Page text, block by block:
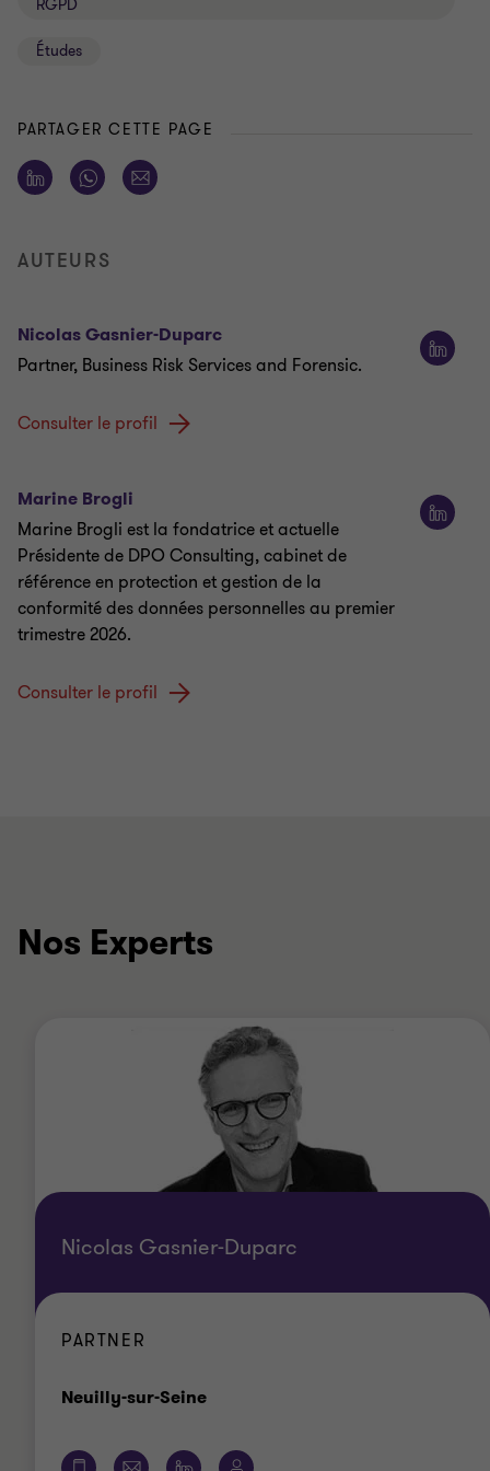
RGPD
Études
PARTAGER CETTE PAGE
AUTEURS
Nicolas Gasnier-Duparc
Partner, Business Risk Services and Forensic.
Consulter le profil
Marine Brogli
Marine Brogli est la fondatrice et actuelle
Présidente de DPO Consulting, cabinet de
référence en protection et gestion de la
conformité des données personnelles au premier
trimestre 2026.
Consulter le profil
Nos Experts
Nicolas Gasnier-Duparc
PARTNER
Neuilly-sur-SeineBureau